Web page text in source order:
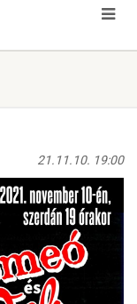
21.11.10. 19:00